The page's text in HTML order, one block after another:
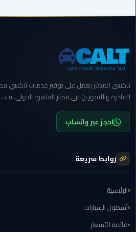
ليموزين
ليموزين
بورسعيد
ليموزين
الشرقية
ليموزين
ليموزين
6
اكتوبر
تاكسي المطار يعمل على توفير خدمات تاكسي مطار
الفاخرة والليموزين في مطار القاهرة الدولي. يت...
احجز عبر واتساب
روابط سريعة
الرئيسية
أسطول السيارات
قائمة الأسعار